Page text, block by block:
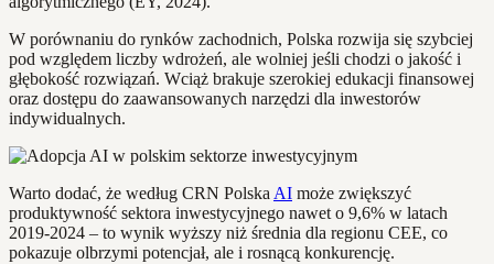
W porównaniu do rynków zachodnich, Polska rozwija się szybciej
pod względem liczby wdrożeń, ale wolniej jeśli chodzi o jakość i
głębokość rozwiązań. Wciąż brakuje szerokiej edukacji finansowej
oraz dostępu do zaawansowanych narzędzi dla inwestorów
indywidualnych.
Warto dodać, że według CRN Polska AI może zwiększyć
produktywność sektora inwestycyjnego nawet o 9,6% w latach
2019-2024 – to wynik wyższy niż średnia dla regionu CEE, co
pokazuje olbrzymi potencjał, ale i rosnącą konkurencję.